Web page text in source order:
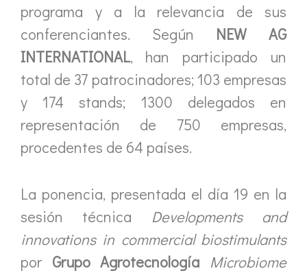
programa y a la relevancia de sus
conferenciantes. Según NEW AG
INTERNATIONAL, han participado un
total de 37 patrocinadores; 103 empresas
y 174 stands; 1300 delegados en
representación de 750 empresas,
procedentes de 64 países.
La ponencia, presentada el día 19 en la
sesión técnica Developments and
innovations in commercial biostimulants
por Grupo Agrotecnología Microbiome